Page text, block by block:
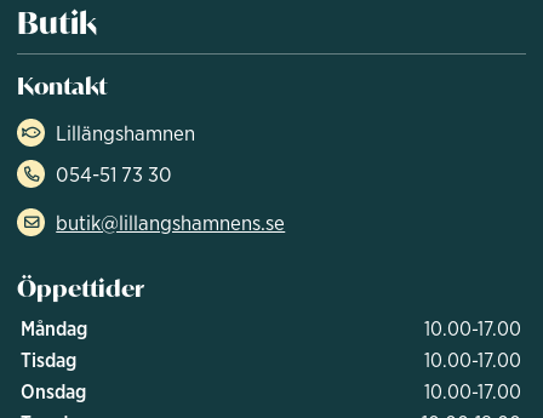
Butik
Kontakt
Lillängshamnen
054-51 73 30
butik@lillangshamnens.se
Öppettider
Måndag
10.00-17.00
Tisdag
10.00-17.00
Onsdag
10.00-17.00